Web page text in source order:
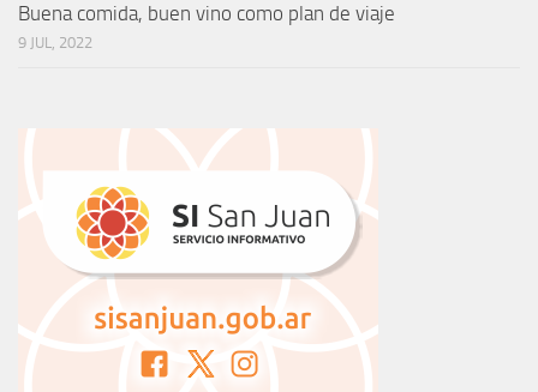
Buena comida, buen vino como plan de viaje
9 JUL, 2022